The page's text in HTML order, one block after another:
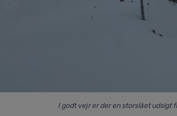
I godt vejr er der en storslået